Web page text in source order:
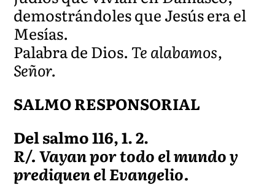
demostrándoles que Jesús era el
Mesías.
Palabra de Dios. Te alabamos,
Señor.
SALMO RESPONSORIAL
Del salmo 116, 1. 2.
R/. Vayan por todo el mundo y
prediquen el Evangelio.